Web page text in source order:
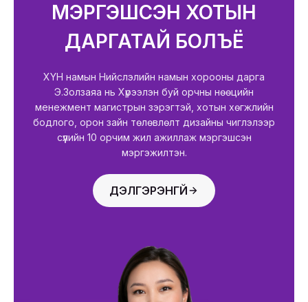
МЭРГЭШСЭН ХОТЫН
ДАРГАТАЙ БОЛЪЁ
XYH намын Нийслэлийн намын хорооны дарга
Э.Золзаяа нь Хүрээлэн буй орчны нөөцийн
менежмент магистрын зэрэгтэй, хотын хөгжлийн
бодлого, орон зайн төлөвлөлт дизайны чиглэлээр
сүүлийн 10 орчим жил ажиллаж мэргэшсэн
мэргэжилтэн.
ДЭЛГЭРЭНГҮЙ